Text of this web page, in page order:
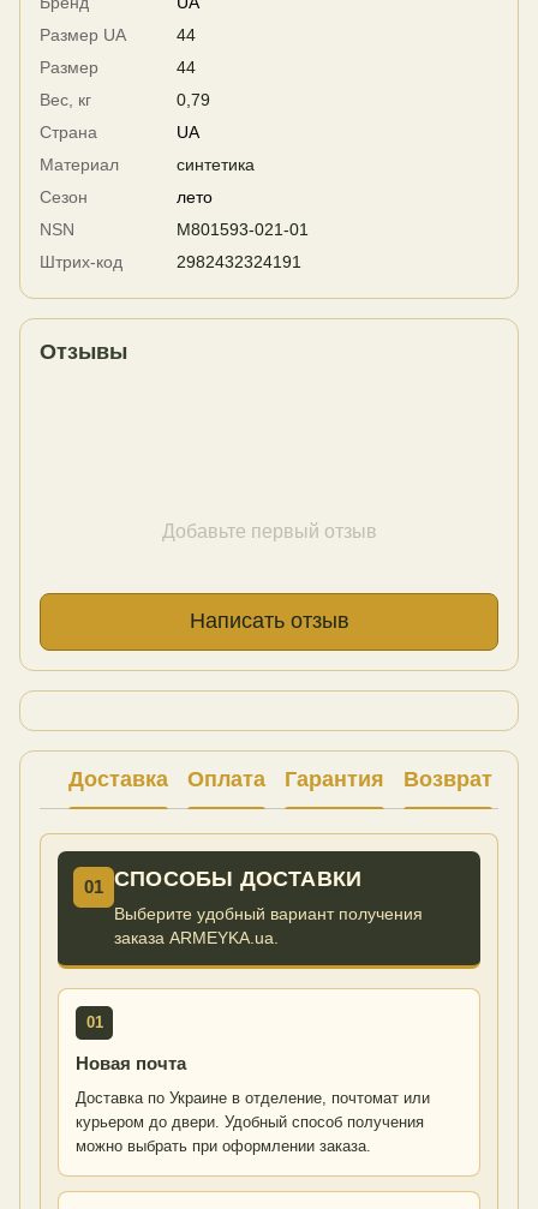
Размер UA
44
Размер
44
Вес, кг
0,79
Страна
UA
Материал
синтетика
Сезон
лето
NSN
M801593-021-01
Штрих-код
2982432324191
Отзывы
Добавьте первый отзыв
Написать отзыв
Доставка Оплата Гарантия Возврат
01 СПОСОБЫ ДОСТАВКИ
Выберите удобный вариант получения
заказа ARMEYKA.ua.
01
Новая почта
Доставка по Украине в отделение, почтомат или
курьером до двери. Удобный способ получения
можно выбрать при оформлении заказа.